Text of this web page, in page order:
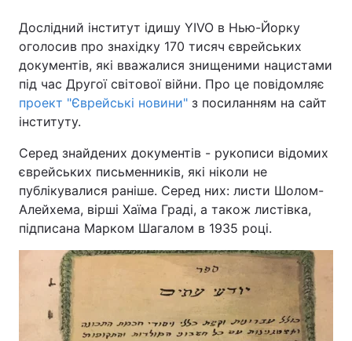
Головна
Україна Політика
Економіка Світ
Наука
Техно і зв'язок Лайт
Зброя Інциденти
Здоров'я Туризм
Дослідний інститут ідишу YIVO в Нью-Йорку
оголосив про знахідку 170 тисяч єврейських
документів, які вважалися знищеними нацистами
під час Другої світової війни. Про це повідомляє
проект "Єврейські новини" з посиланням на сайт
інституту.
Серед знайдених документів - рукописи відомих
єврейських письменників, які ніколи не
публікувалися раніше. Серед них: листи Шолом-
Алейхема, вірші Хаїма Граді, а також листівка,
підписана Марком Шагалом в 1935 році.